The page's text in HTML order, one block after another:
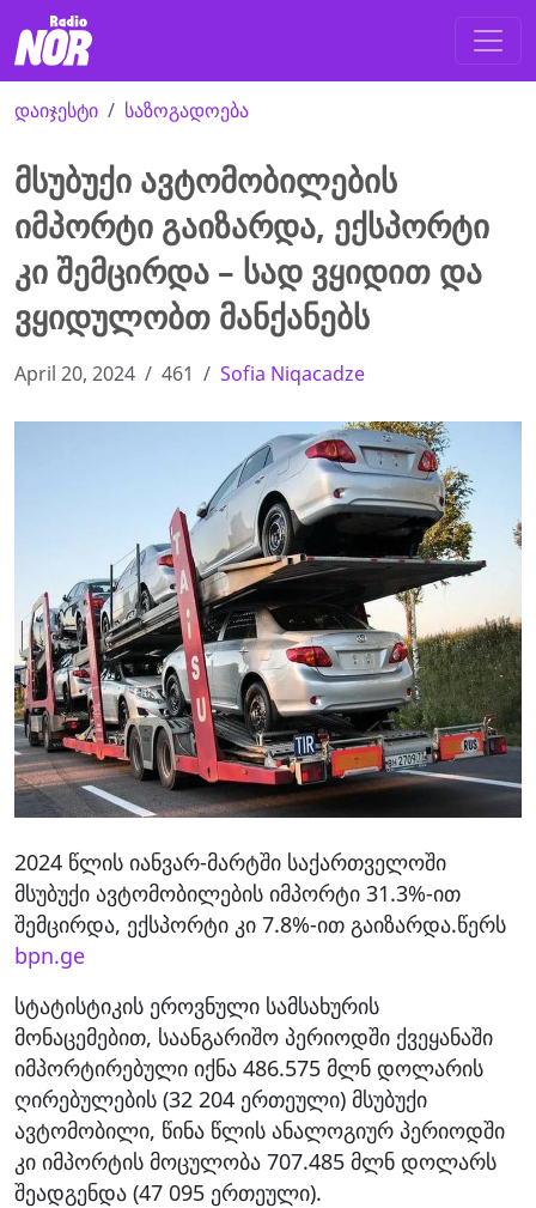
დაიჯესტი საზოგადოება
მსუბუქი ავტომობილების
იმპორტი გაიზარდა, ექსპორტი
კი შემცირდა – სად ვყიდით და
ვყიდულობთ მანქანებს
April 20, 2024 461 Sofia Niqacadze
2024 წლის იანვარ-მარტში საქართველოში
მსუბუქი ავტომობილების იმპორტი 31.3%-ით
შემცირდა, ექსპორტი კი 7.8%-ით გაიზარდა.წერს
bpn.ge
სტატისტიკის ეროვნული სამსახურის
მონაცემებით, საანგარიშო პერიოდში ქვეყანაში
იმპორტირებული იქნა 486.575 მლნ დოლარის
ღირებულების (32 204 ერთეული) მსუბუქი
ავტომობილი, წინა წლის ანალოგიურ პერიოდში
კი იმპორტის მოცულობა 707.485 მლნ დოლარს
შეადგენდა (47 095 ერთეული).